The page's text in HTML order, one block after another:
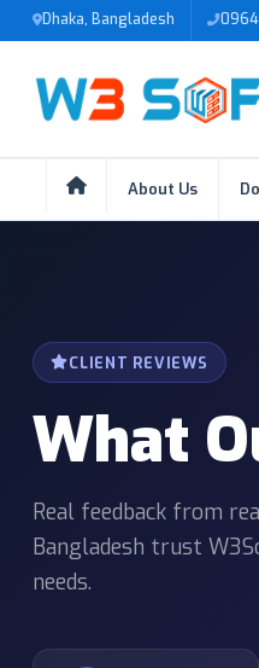
Dhaka, Bangladesh
About Us
CLIENT REVIEWS
What
Real feedback from
Bangladesh trust
needs.